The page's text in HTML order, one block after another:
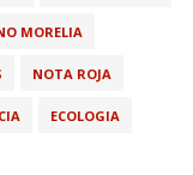
MORELIA
NOTA ROJA
ECOLOGIA